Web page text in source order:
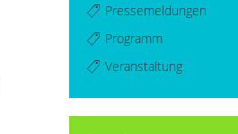
Pressemeldungen
Programm
Veranstaltung